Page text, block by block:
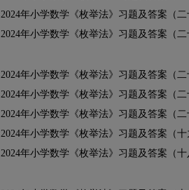
2024年小学数学《枚举法》习题及答案（
2024年小学数学《枚举法》习题及答案（
2024年小学数学《枚举法》习题及答案（
2024年小学数学《枚举法》习题及答案（
2024年小学数学《枚举法》习题及答案（二
2024年小学数学《枚举法》习题及答案（十
2024年小学数学《枚举法》习题及答案（十